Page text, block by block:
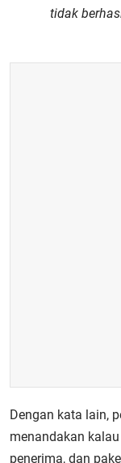
tidak
Dengan kata lain,
menandakan
penerima, dan